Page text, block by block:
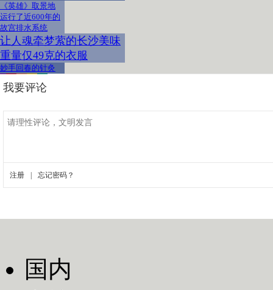
《英雄》取景地
运行了近600年的
故宫排水系统
让人魂牵梦萦的长沙美味
重量仅49克的衣服
妙手回春的针灸
国内